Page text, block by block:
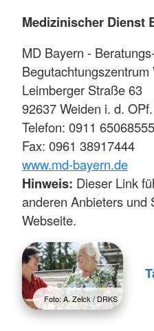
Medizinischer Dienst
MD Bayern -
Begutachtungszentrum
Leimberger Straße 63
92637 Weiden i. d. OPf.
Telefon: 0911 65068555
Fax: 0961 38917444
www.md-bayern.de
Hinweis: Dieser Link
anderen Anbieters und
Webseite.
Foto: A. Zelck / DRKS